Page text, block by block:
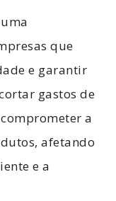
que
e garantir
gastos de
a
afetando
e a